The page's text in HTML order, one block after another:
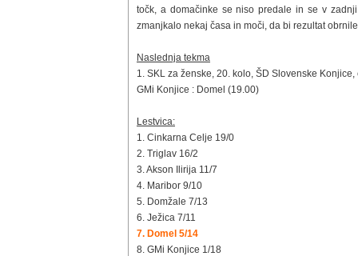
točk, a domačinke se niso predale in se v
zmanjkalo nekaj časa in moči, da bi rezultat
Naslednja tekma
1. SKL za ženske, 20. kolo, ŠD Slovenske
GMi Konjice : Domel (19.00)
Lestvica:
1. Cinkarna Celje 19/0
2. Triglav 16/2
3. Akson Ilirija 11/7
4. Maribor 9/10
5. Domžale 7/13
6. Ježica 7/11
7. Domel 5/14
8. GMi Konjice 1/18